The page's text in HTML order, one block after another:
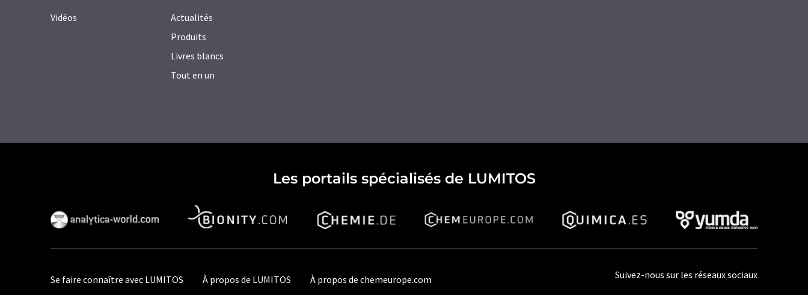
Vidéos
Actualités
Produits
Livres blancs
Tout en un
Les portails spécialisés de LUMITOS
Se faire connaître avec LUMITOS À propos de LUMITOS À propos de chemeurope.com Suivez-nous sur les réseaux sociaux